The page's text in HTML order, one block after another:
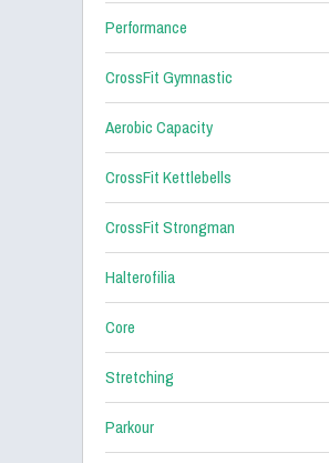
Performance
CrossFit Gymnastic
Aerobic Capacity
CrossFit Kettlebells
CrossFit Strongman
Halterofilia
Core
Stretching
Parkour